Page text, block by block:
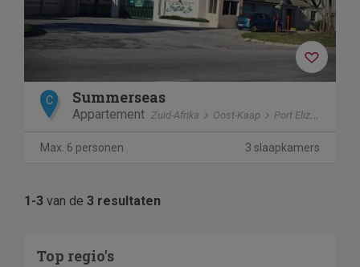
C Summerseas
Appartement Zuid-Afrika Oost-Kaap Port Elizabeth
Max. 6 personen 3 slaapkamers
1-3 van de 3 resultaten
Top regio's